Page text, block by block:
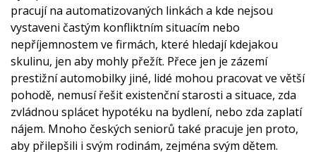
pracují na automatizovaných linkách a kde nejsou
vystaveni častým konfliktním situacím nebo
nepříjemnostem ve firmách, které hledají kdejakou
skulinu, jen aby mohly přežít. Přece jen je zázemí
prestižní automobilky jiné, lidé mohou pracovat ve větší
pohodě, nemusí řešit existenční starosti a situace, zda
zvládnou splácet hypotéku na bydlení, nebo zda zaplatí
nájem. Mnoho českých seniorů také pracuje jen proto,
aby přilepšili i svým rodinám, zejména svým dětem.